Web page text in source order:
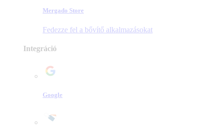
Mergado Store
Fedezze fel a bővítő alkalmazásokat
Integráció
Google